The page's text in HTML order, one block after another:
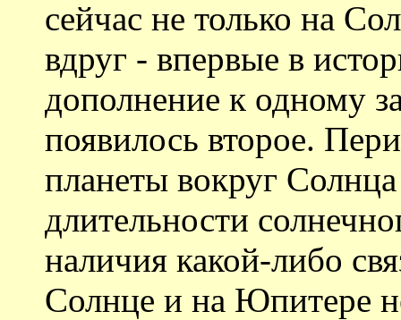
сейчас не только на
вдруг - впервые в
дополнение к одному
появилось второе.
планеты вокруг
длительности
наличия какой-либо
Солнце и на Юпитере